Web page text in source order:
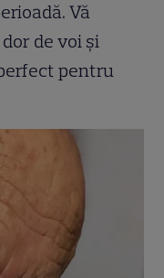
Vă
de voi și
pentru